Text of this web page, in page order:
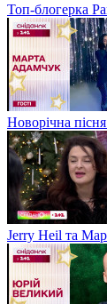
Топ-блогерка
Новорічна
Jerry Heil та